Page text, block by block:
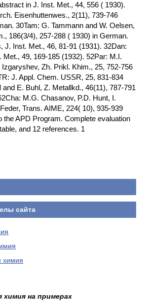
in J. Inst. Met., 44, 556 ( 1930).
Eisenhuttenwes., 2(11), 739-746
30Tam: G. Tammann and W. Oelsen,
186(3/4), 257-288 ( 1930) in German.
J. Inst. Met., 46, 81-91 (1931). 32Dan:
Met., 49, 169-185 (1932). 52Par: M.I.
Zh. Prikl. Khim., 25, 752-756
J. Appl. Chem. USSR, 25, 831-834
and E. Buhl, Z. Metallkd., 46(11), 787-791
M.G. Chasanov, P.D. Hunt, I.
Trans. AIME, 224( 10), 935-939
the APD Program. Complete evaluation
and 12 references. 1
сайта
химия
химия на примерах